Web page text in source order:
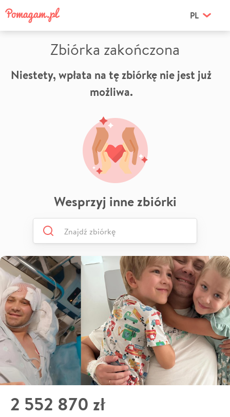
PL
Zbiórka zakończona
Niestety, wpłata na tę zbiórkę nie jest już
możliwa.
Wesprzyj inne zbiórki
2 552 870 zł